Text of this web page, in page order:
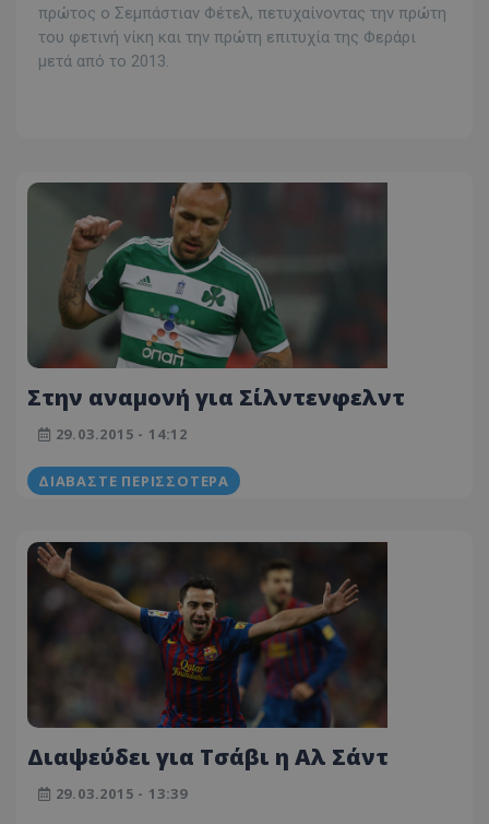
πρώτος ο Σεμπάστιαν Φέτελ, πετυχαίνοντας την πρώτη
του φετινή νίκη και την πρώτη επιτυχία της Φεράρι
μετά από το 2013.
Στην αναμονή για Σίλντενφελντ
29.03.2015 - 14:12
ΔΙΑΒΆΣΤΕ ΠΕΡΙΣΣΌΤΕΡΑ
Διαψεύδει για Τσάβι η Αλ Σάντ
29.03.2015 - 13:39